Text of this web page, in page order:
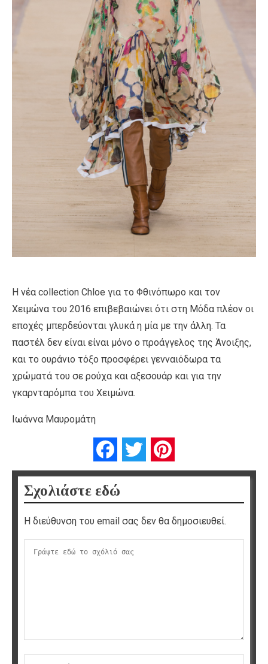
H νέα collection Chloe για το Φθινόπωρο και τον
Χειμώνα του 2016 επιβεβαιώνει ότι στη Μόδα πλέον οι
εποχές μπερδεύονται γλυκά η μία με την άλλη. Τα
παστέλ δεν είναι είναι μόνο ο προάγγελος της Άνοιξης,
και το ουράνιο τόξο προσφέρει γενναιόδωρα τα
χρώματά του σε ρούχα και αξεσουάρ και για την
γκαρνταρόμπα του Χειμώνα.
Ιωάννα Μαυρομάτη
FacebookTwitter
Σχολιάστε εδώ
Η διεύθυνση του email σας δεν θα δημοσιευθεί.